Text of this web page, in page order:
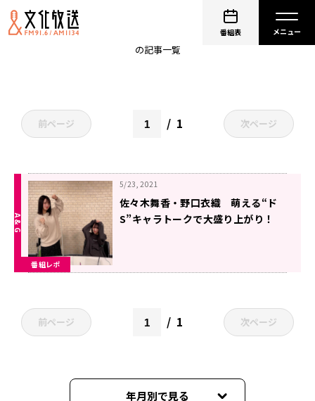
番組表
の記事一覧
前ページ 1 次ページ
番組レポ
5/23, 2021
佐々木舞香・野口衣織 萌える“ド
S”キャラトークで大盛り上がり！
前ページ 1 次ページ
年月別で見る